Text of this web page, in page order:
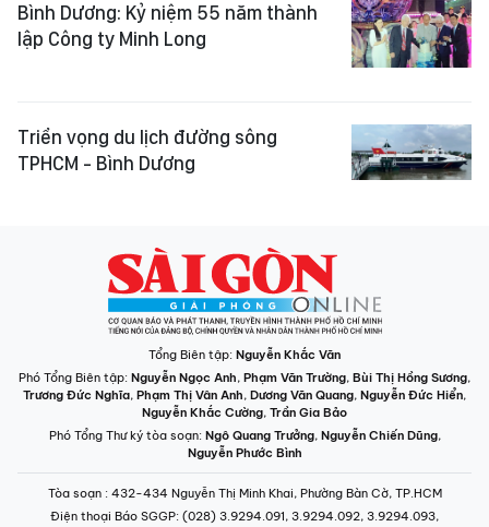
Bình Dương: Kỷ niệm 55 năm thành
lập Công ty Minh Long
Triển vọng du lịch đường sông
TPHCM - Bình Dương
Tổng Biên tập: Nguyễn Khắc Văn
Phó Tổng Biên tập: Nguyễn Ngọc Anh, Phạm Văn Trường, Bùi Thị Hồng Sương,
Trương Đức Nghĩa, Phạm Thị Vân Anh, Dương Văn Quang, Nguyễn Đức Hiển,
Nguyễn Khắc Cường, Trần Gia Bảo
Phó Tổng Thư ký tòa soạn: Ngô Quang Trưởng, Nguyễn Chiến Dũng,
Nguyễn Phước Bình
Tòa soạn : 432-434 Nguyễn Thị Minh Khai, Phường Bàn Cờ, TP.HCM
Điện thoại Báo SGGP: (028) 3.9294.091, 3.9294.092, 3.9294.093,